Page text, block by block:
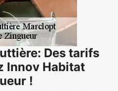
Des tarifs
Innov Habitat
!